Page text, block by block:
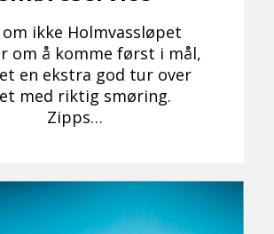
om ikke Holmvassløpet
om å komme først i mål,
en ekstra god tur over
med riktig smøring.
Zipps…